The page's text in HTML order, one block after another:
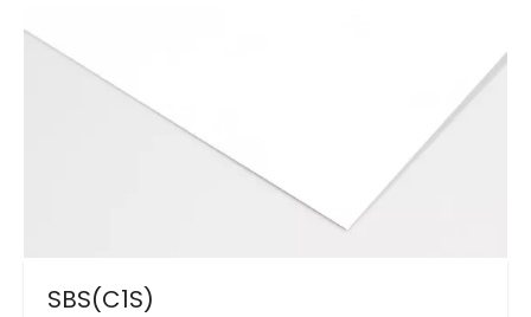
SBS(C1S)